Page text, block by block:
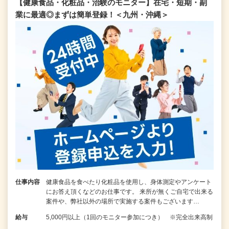
【健康食品・化粧品・治験のモニター】在宅・短期・副
業に最適◎まずは簡単登録！＜九州・沖縄＞
仕事内容
健康食品を食べたり化粧品を使用し、身体測定やアンケート
にお答え頂くなどのお仕事です。 来所が無くご自宅で出来る
案件や、弊社以外の場所で実施する案件もございます…
給与 5,000円以上（1回のモニター参加につき） ※完全出来高制